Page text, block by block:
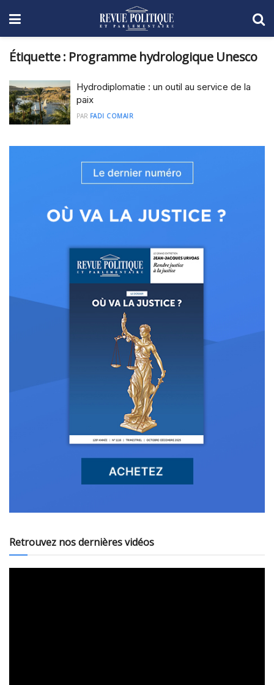
Étiquette : Programme hydrologique Unesco
Hydrodiplomatie : un outil au service de la
paix
PAR FADI COMAIR
Retrouvez nos dernières vidéos